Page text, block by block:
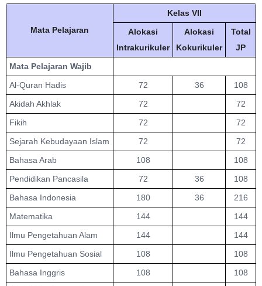
Mata Pelajaran
Kelas VII
Alokasi
Intrakurikuler
Alokasi
Kokurikuler
Total
JP
Mata Pelajaran Wajib
Al-Quran Hadis
72 36
108
Akidah Akhlak
72
72
Fikih
72
72
Sejarah Kebudayaan Islam
72
72
Bahasa Arab
108
108
Pendidikan Pancasila
72 36
108
Bahasa Indonesia
180 36
216
Matematika
144
144
Ilmu Pengetahuan Alam
144
144
Ilmu Pengetahuan Sosial
108
108
Bahasa Inggris
108
108